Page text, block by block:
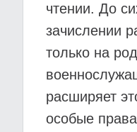
чтении. До
зачислении
только на
расширяет
особые